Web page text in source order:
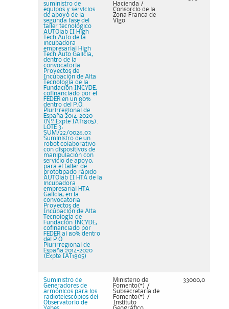
suministro de
equipos y servicios
de apoyo de la
segunda fase del
taller tecnológico
AUTOlab II High
Tech Auto de la
incubadora
empresarial High
Tech Auto Galicia,
dentro de la
convocatoria
Proyectos de
Incubación de Alta
Tecnología de la
Fundación INCYDE,
cofinanciado por el
FEDER en un 80%
dentro del P.O.
Plurirregional de
España 2014-2020
(Nº Expte IAT1805).
LOTE 3:
SUM/22/0026.03
Suministro de un
robot colaborativo
con dispositivos de
manipulación con
servicio de apoyo,
para el taller de
prototipado rápido
AUTOlab II HTA de la
incubadora
empresarial HTA
Galicia, en la
convocatoria
Proyectos de
Incubación de Alta
Tecnología de
Fundación INCYDE,
cofinanciado por
FEDER al 80% dentro
del P.O.
Plurirregional de
España 2014-2020
(Expte IAT1805)
Hacienda /
Consorcio de la
Zona Franca de
Vigo
Suministro de
Generadores de
armónicos para los
radiotelescopios del
Observatorio de
Ministerio de
Fomento(*) /
Subsecretaría de
Fomento(*) /
Instituto
33000,0